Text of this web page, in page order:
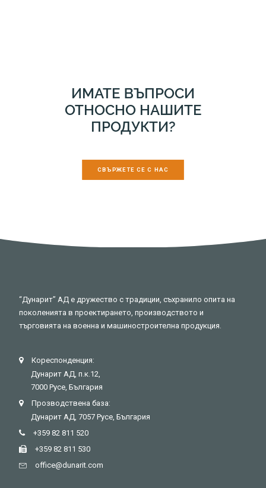
ИМАТЕ ВЪПРОСИ
ОТНОСНО НАШИТЕ
ПРОДУКТИ?
СВЪРЖЕТЕ СЕ С НАС
“Дунарит” АД е дружество с традиции, съхранило опита на
поколенията в проектирането, производството и
търговията на военна и машиностроителна продукция.
Кореспонденция:
Дунарит АД, п.к.12,
7000 Русе, България
Прозводствена база:
Дунарит АД, 7057 Русе, България
+359 82 811 520
+359 82 811 530
оffice@dunarit.com